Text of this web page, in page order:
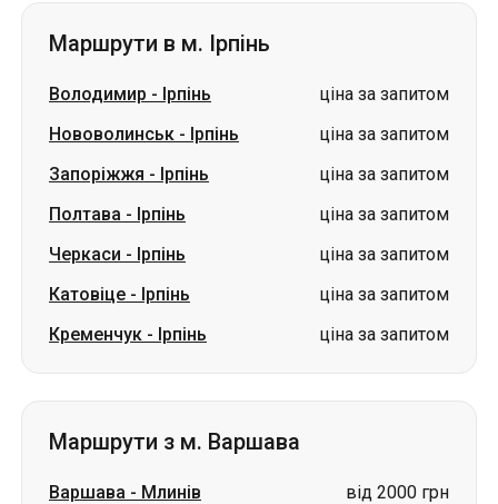
Маршрути в м. Ірпінь
Володимир - Ірпінь
ціна за запитом
Нововолинськ - Ірпінь
ціна за запитом
Запоріжжя - Ірпінь
ціна за запитом
Полтава - Ірпінь
ціна за запитом
Черкаси - Ірпінь
ціна за запитом
Катовіце - Ірпінь
ціна за запитом
Кременчук - Ірпінь ціна за запитом
Маршрути з м. Варшава
Варшава - Млинів
від 2000 грн